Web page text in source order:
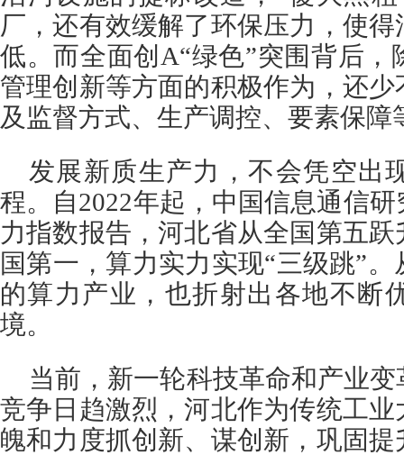
厂，还有效缓解了环保压力，使
低。而全面创A“绿色”突围背后
管理创新等方面的积极作为，还
及监督方式、生产调控、要素保障
发展新质生产力，不会凭空出
程。自2022年起，中国信息通信
力指数报告，河北省从全国第五
国第一，算力实力实现“三级跳”
的算力产业，也折射出各地不断
境。
当前，新一轮科技革命和产业
竞争日趋激烈，河北作为传统工
魄和力度抓创新、谋创新，巩固